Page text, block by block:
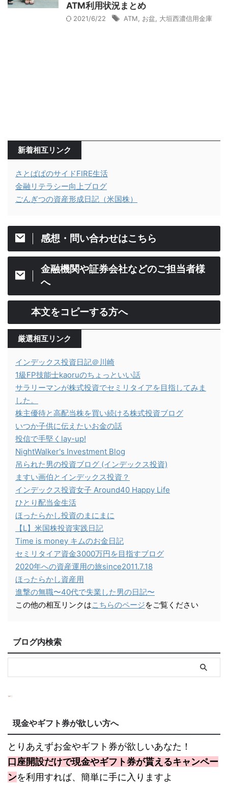
ATM利用状況まとめ
2021/6/22 ATM お盆 大垣西濃信用金庫
新着相互リンク
さとぱぱのサイドFIRE生活
金融リテラシー向上ブログ
ごんぎつの資産形成日記（米国株）
感想・問い合わせはこちら
金融機関や証券会社などのご担当者様
へ
本文をコピーする方へ
厳選相互リンク
インデックス投資日記＠川崎
1級FP技能士kaoruのちょっといい話
サラリーマンが株式投資でセミリタイアを目指してみま
した。
株主優待と高配当株を買い続ける株式投資ブログ
いつか子供に伝えたいお金の話
投信で手堅くlay-up!
NightWalker's Investment Blog
吊られた男の投資ブログ (インデックス投資)
ますい画伯とインデックス投資？
インデックス投資女子 Around40 Happy Life
ひとり配当金生活
ほったらかし投資のまにまに
【L】米国株投資実践日記
Time is money キムのお金日記
セミリタイア資金3000万円を目指すブログ
2020年への資産運用の旅since2011.7.18
ほったらかし資産用
進撃の無職〜40代で失業した男の日記〜
この他の相互リンクはこちらのページをご覧ください
ブログ内検索
現金やギフト券が欲しい方へ
とりあえずお金やギフト券が欲しいあなた！
口座開設だけで現金やギフト券が貰えるキャンペー
ンを利用すれば、簡単に手に入りますよ